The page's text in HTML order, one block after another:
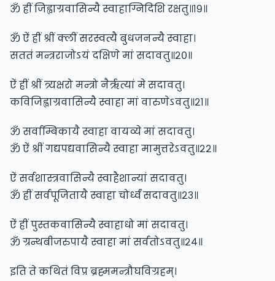
ॐ ह्रीं जिह्वाग्रवासिन्यै स्वाहाग्निदिशि रक्षतु॥१९॥
ॐ ऐं ह्रीं श्रीं क्लीं सरस्वत्यै बुधजनन्यै स्वाहा।
सततं मन्त्रराजोऽयं दक्षिणे मां सदावतु॥२०॥
ऐं ह्रीं श्रीं त्र्यक्षरो मन्त्रो नैरृत्यां मे सदावतु।
कविजिह्वाग्रवासिन्यै स्वाहा मां वारुणेऽवतु॥२१॥
ॐ सर्वाम्बिकायै स्वाहा वायव्ये मां सदावतु।
ॐ ऐं श्रीं गद्यपद्यवासिन्यै स्वाहा मामुत्तरेऽवतु॥२२॥
ऐं सर्वशास्त्रवासिन्यै स्वाहैशान्यां सदावतु।
ॐ ह्रीं सर्वपूजितायै स्वाहा चोर्ध्वं सदावतु॥२३॥
ऐं ह्रीं पुस्तकवासिन्यै स्वाहाधो मां सदावतु।
ॐ ग्रन्थबीजरुपायै स्वाहा मां सर्वतोऽवतु॥२४॥
इति ते कथितं विप्र ब्रह्ममन्त्रौघविग्रहम्।